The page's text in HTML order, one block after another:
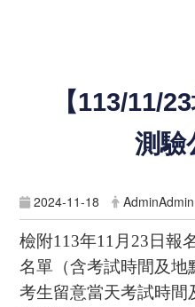
【113/11/23
測驗
2024-11-18 AdminAdmin
檢附113年11 月 23 日報
名單（含考試時間及
考生留意當天考試時